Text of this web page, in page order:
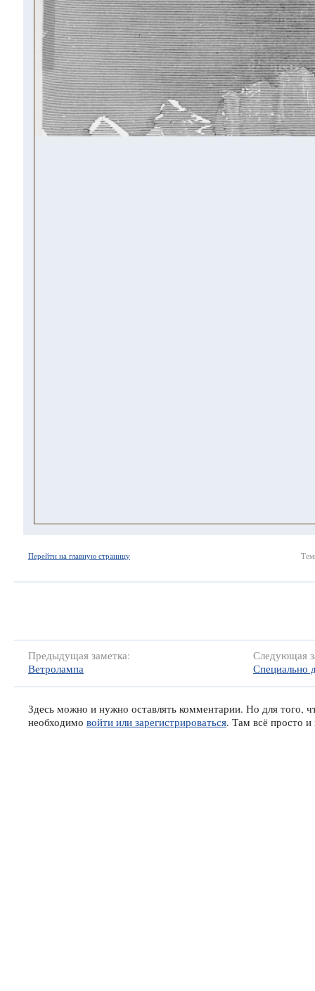
Перейти на главную страницу
Предыдущая заметка:
Ветролампа
Следующая
Специально
Здесь можно и нужно оставлять комментарии. Но для того,
необходимо войти или зарегистрироваться. Там всё просто